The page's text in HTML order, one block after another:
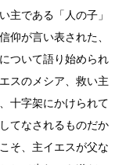
主である「人の子」
仰が言い表された、
ついて語り始められ
スのメシア、救い主
十字架にかけられて
てなされるものだか
そ、主イエスが父な